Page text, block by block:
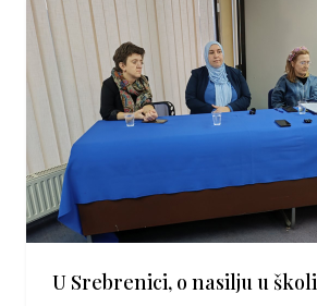
U Srebrenici, o nasilju u školi